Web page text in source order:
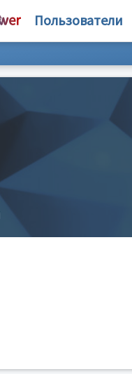
Пользователи